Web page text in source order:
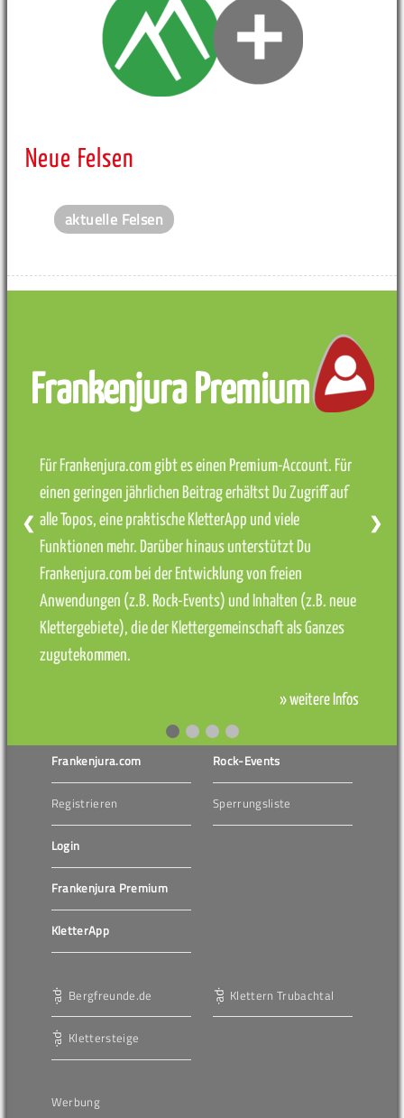
Neue Felsen
aktuelle Felsen
Frankenjura Premium
Für Frankenjura.com gibt es einen Premium-Account. Für
einen geringen jährlichen Beitrag erhältst Du Zugriff auf
alle Topos, eine praktische KletterApp und viele
Funktionen mehr. Darüber hinaus unterstützt Du
Frankenjura.com bei der Entwicklung von freien
Anwendungen (z.B. Rock-Events) und Inhalten (z.B. neue
Klettergebiete), die der Klettergemeinschaft als Ganzes
zugutekommen.
» weitere Infos
❮ ❯
Frankenjura.com
Registrieren
Login
Frankenjura Premium
KletterApp
Rock-Events
Sperrungsliste
Bergfreunde.de
Klettersteige
Klettern Trubachtal
Werbung